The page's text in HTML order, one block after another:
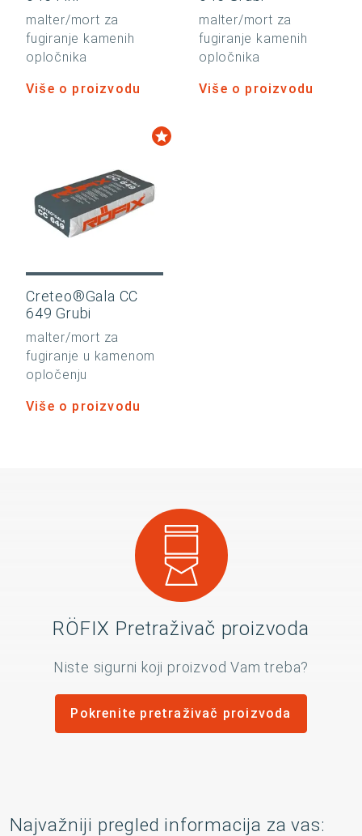
malter/mort za
fugiranje kamenih
opločnika
Više o proizvodu
malter/mort za
fugiranje kamenih
opločnika
Više o proizvodu
Creteo®Gala CC
649 Grubi
malter/mort za
fugiranje u kamenom
opločenju
Više o proizvodu
RÖFIX Pretraživač proizvoda
Niste sigurni koji proizvod Vam treba?
Pokrenite pretraživač proizvoda
Najvažniji pregled informacija za vas: